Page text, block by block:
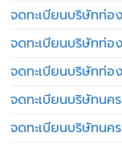
จดทะเบียนบริษัทท่อ
จดทะเบียนบริษัทท่อ
จดทะเบียนบริษัทท่อ
จดทะเบียนบริษัทนค
จดทะเบียนบริษัทนค